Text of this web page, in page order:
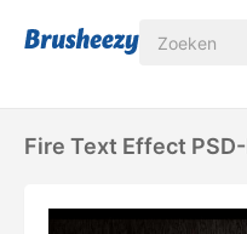
Fire Text Effect